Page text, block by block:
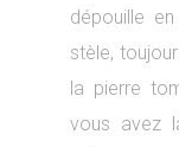
dépouille
stèle,
la pierre
vous avez